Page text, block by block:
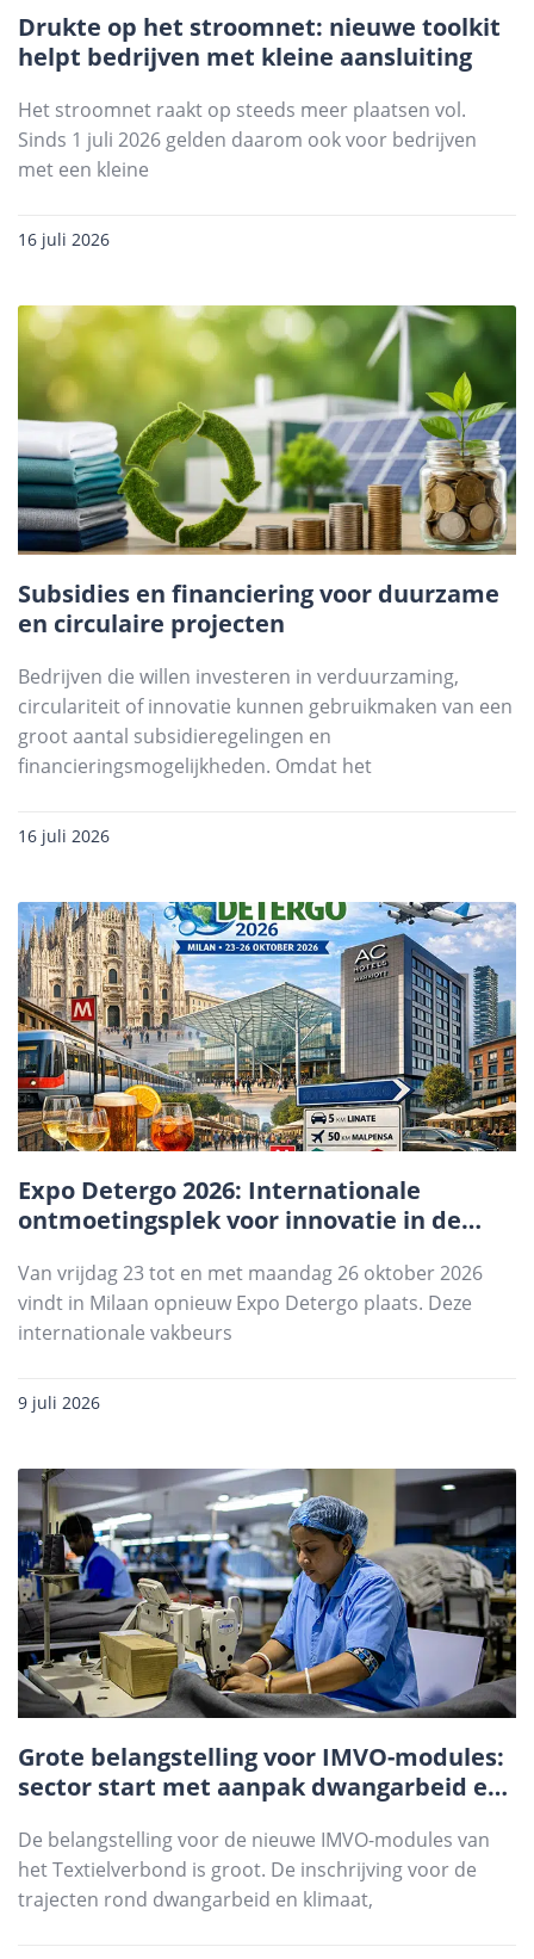
Drukte op het stroomnet: nieuwe toolkit
helpt bedrijven met kleine aansluiting
Het stroomnet raakt op steeds meer plaatsen vol.
Sinds 1 juli 2026 gelden daarom ook voor bedrijven
met een kleine
16 juli 2026
Subsidies en financiering voor duurzame
en circulaire projecten
Bedrijven die willen investeren in verduurzaming,
circulariteit of innovatie kunnen gebruikmaken van een
groot aantal subsidieregelingen en
financieringsmogelijkheden. Omdat het
16 juli 2026
Expo Detergo 2026: Internationale
ontmoetingsplek voor innovatie in de
Van vrijdag 23 tot en met maandag 26 oktober 2026
vindt in Milaan opnieuw Expo Detergo plaats. Deze
internationale vakbeurs
9 juli 2026
Grote belangstelling voor IMVO-modules:
sector start met aanpak dwangarbeid en
De belangstelling voor de nieuwe IMVO-modules van
het Textielverbond is groot. De inschrijving voor de
trajecten rond dwangarbeid en klimaat,